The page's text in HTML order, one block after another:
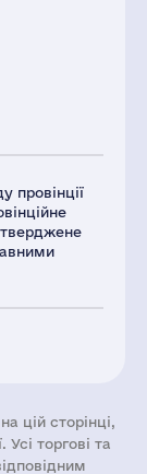
провінції
цій сторінці,
торгові та